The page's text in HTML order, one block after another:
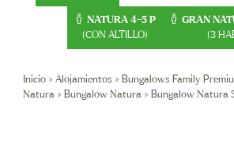
NATURA 4-5 P
(CON ALTILLO)
GRAN
(3
Inicio » Alojamientos » Bungalows Family
Natura » Bungalow Natura » Bungalow Natura